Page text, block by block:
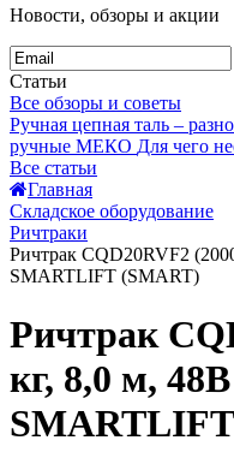
Новости, обзоры и акции
Статьи
Все обзоры и советы
Ручная цепная таль –
ручные МЕКО Для чего
Все статьи
Главная
Складское оборудование
Ричтраки
Ричтрак CQD20RVF2
SMARTLIFT (SMART)
Ричтрак
кг, 8,0 м,